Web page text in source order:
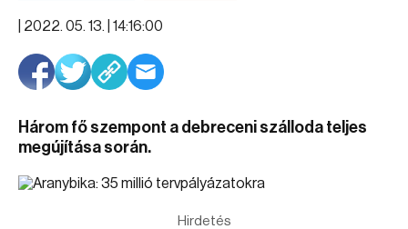
2022. 05. 13. | 14:16:00
Három fő szempont a debreceni szálloda teljes
megújítása során.
Hirdetés